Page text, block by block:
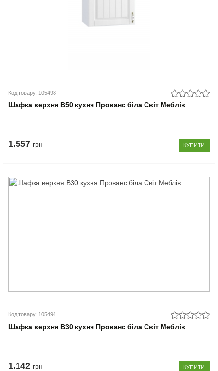
Код товару: 105498
Шафка верхня В50 кухня Прованс біла Світ Меблів
1.557 грн КУПИТИ
Код товару: 105494
Шафка верхня В30 кухня Прованс біла Світ Меблів
1.142 грн КУПИТИ